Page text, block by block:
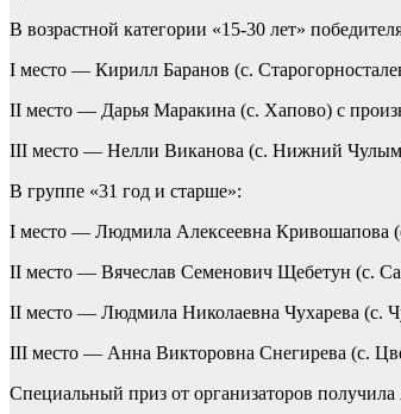
В возрастной категории «15-30 лет»
I место — Кирилл Баранов (с.
II место — Дарья Маракина (с. Хапово) с
III место — Нелли Виканова (с. Нижний
В группе «31 год и старше»:
I место — Людмила Алексеевна Кривошапова
II место — Вячеслав Семенович Щебетун (с.
II место — Людмила Николаевна Чухарева (с.
III место — Анна Викторовна Снегирева (с.
Специальный приз от организаторов